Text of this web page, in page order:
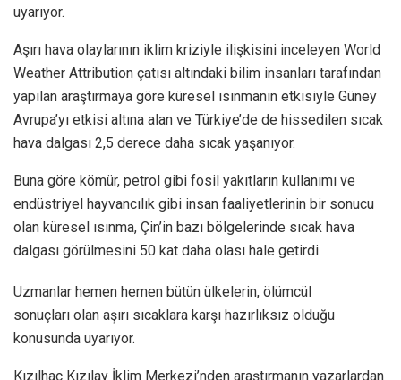
uyarıyor.
Aşırı hava olaylarının iklim kriziyle ilişkisini inceleyen World
Weather Attribution çatısı altındaki bilim insanları tarafından
yapılan araştırmaya göre küresel ısınmanın etkisiyle Güney
Avrupa’yı etkisi altına alan ve Türkiye’de de hissedilen sıcak
hava dalgası 2,5 derece daha sıcak yaşanıyor.
Buna göre kömür, petrol gibi fosil yakıtların kullanımı ve
endüstriyel hayvancılık gibi insan faaliyetlerinin bir sonucu
olan küresel ısınma, Çin’in bazı bölgelerinde sıcak hava
dalgası görülmesini 50 kat daha olası hale getirdi.
Uzmanlar hemen hemen bütün ülkelerin, ölümcül
sonuçları olan aşırı sıcaklara karşı hazırlıksız olduğu
konusunda uyarıyor.
Kızılhaç Kızılay İklim Merkezi’nden araştırmanın yazarlardan